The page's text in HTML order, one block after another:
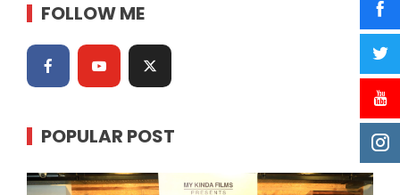
FOLLOW ME
POPULAR POST